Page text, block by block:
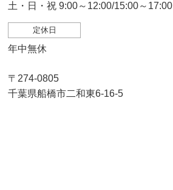
土・日・祝 9:00～12:00/15:00～17:00
定休日
年中無休
〒274-0805
千葉県船橋市二和東6-16-5